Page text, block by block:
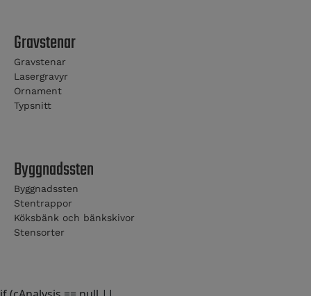
Gravstenar
Gravstenar
Lasergravyr
Ornament
Typsnitt
Byggnadssten
Byggnadssten
Stentrappor
Köksbänk och bänkskivor
Stensorter